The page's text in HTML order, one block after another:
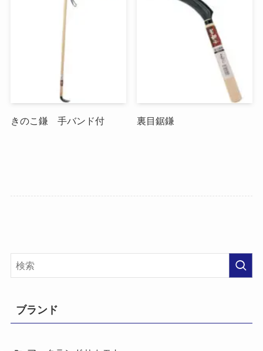
きのこ鎌 手バンド付 裏目鋸鎌
ブランド